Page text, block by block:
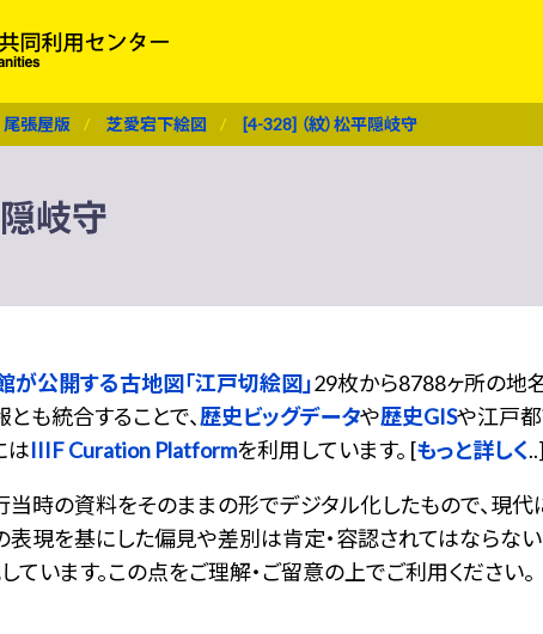
尾張屋版 芝愛宕下絵図 [4-328] （紋）松平隠岐守
隠岐守
が公開する古地図「江戸切絵図」29枚から8788ヶ所の地
も統合することで、歴史ビッグデータや歴史GISや江戸
はIIIF Curation Platformを利用しています。 [もっと詳しく..]
当時の資料をそのままの形でデジタル化したもので、現
表現を基にした偏見や差別は肯定・容認されてはならない
います。この点をご理解・ご留意の上でご利用ください。